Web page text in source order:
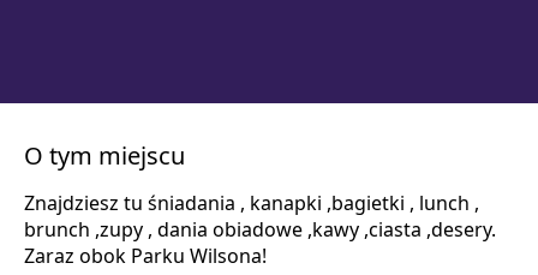
O tym miejscu
Znajdziesz tu śniadania , kanapki ,bagietki , lunch ,
brunch ,zupy , dania obiadowe ,kawy ,ciasta ,desery.
Zaraz obok Parku Wilsona!